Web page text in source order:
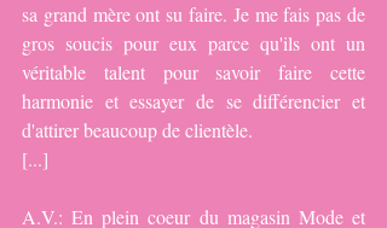
sa grand mère ont su faire. Je me fais pas de
gros soucis pour eux parce qu'ils ont un
véritable talent pour savoir faire cette
harmonie et essayer de se différencier et
d'attirer beaucoup de clientèle.
[...]
A.V.: En plein coeur du magasin Mode et